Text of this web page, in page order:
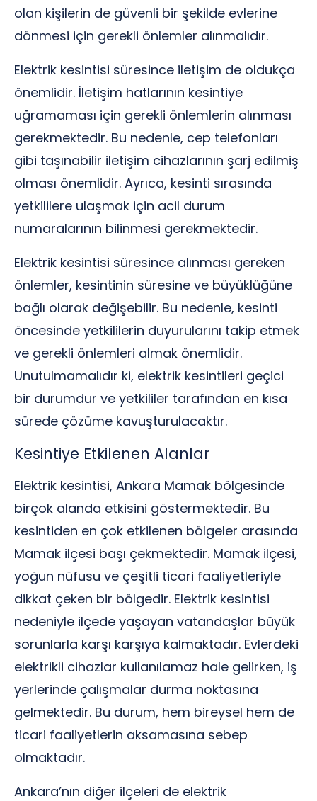
olan kişilerin de güvenli bir şekilde evlerine
dönmesi için gerekli önlemler alınmalıdır.
Elektrik kesintisi süresince iletişim de oldukça
önemlidir. İletişim hatlarının kesintiye
uğramaması için gerekli önlemlerin alınması
gerekmektedir. Bu nedenle, cep telefonları
gibi taşınabilir iletişim cihazlarının şarj edilmiş
olması önemlidir. Ayrıca, kesinti sırasında
yetkililere ulaşmak için acil durum
numaralarının bilinmesi gerekmektedir.
Elektrik kesintisi süresince alınması gereken
önlemler, kesintinin süresine ve büyüklüğüne
bağlı olarak değişebilir. Bu nedenle, kesinti
öncesinde yetkililerin duyurularını takip etmek
ve gerekli önlemleri almak önemlidir.
Unutulmamalıdır ki, elektrik kesintileri geçici
bir durumdur ve yetkililer tarafından en kısa
sürede çözüme kavuşturulacaktır.
Kesintiye Etkilenen Alanlar
Elektrik kesintisi, Ankara Mamak bölgesinde
birçok alanda etkisini göstermektedir. Bu
kesintiden en çok etkilenen bölgeler arasında
Mamak ilçesi başı çekmektedir. Mamak ilçesi,
yoğun nüfusu ve çeşitli ticari faaliyetleriyle
dikkat çeken bir bölgedir. Elektrik kesintisi
nedeniyle ilçede yaşayan vatandaşlar büyük
sorunlarla karşı karşıya kalmaktadır. Evlerdeki
elektrikli cihazlar kullanılamaz hale gelirken, iş
yerlerinde çalışmalar durma noktasına
gelmektedir. Bu durum, hem bireysel hem de
ticari faaliyetlerin aksamasına sebep
olmaktadır.
Ankara’nın diğer ilçeleri de elektrik